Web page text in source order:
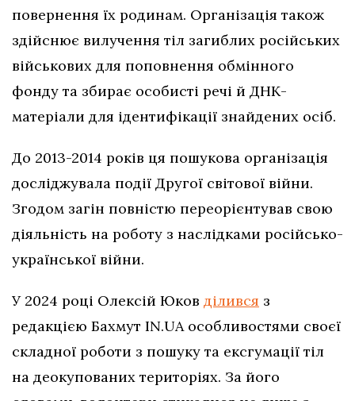
повернення їх родинам. Організація також
здійснює вилучення тіл загиблих російських
військових для поповнення обмінного
фонду та збирає особисті речі й ДНК-
матеріали для ідентифікації знайдених осіб.
До 2013-2014 років ця пошукова організація
досліджувала події Другої світової війни.
Згодом загін повністю переорієнтував свою
діяльність на роботу з наслідками російсько-
української війни.
У 2024 році Олексій Юков ділився з
редакцією Бахмут IN.UA особливостями своєї
складної роботи з пошуку та ексгумації тіл
на деокупованих територіях. За його